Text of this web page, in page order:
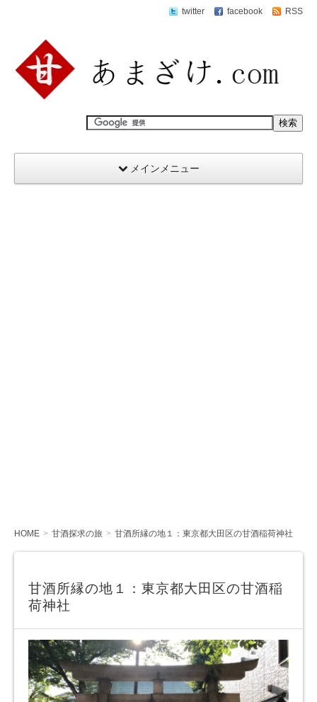
twitter facebook RSS
メインメニュー
HOME 甘酒探求の旅 甘酒所縁の地１：東京都大田区の甘酒稲荷神社
甘酒所縁の地１：東京都大田区の甘酒稲
荷神社